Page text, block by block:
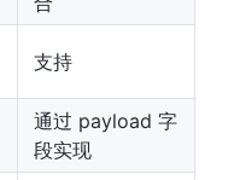
支持
通过 payload 字
段实现